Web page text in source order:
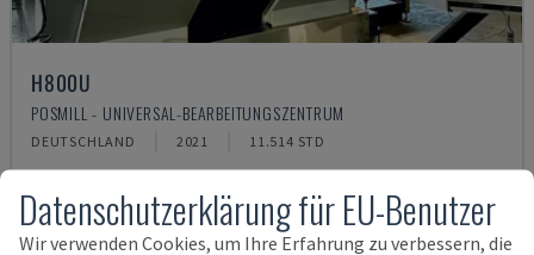
H800U
POSMILL - UNIVERSAL-BEARBEITUNGSZENTRUM
DEUTSCHLAND 2021 11.514 STD
177.000 €
Datenschutzerklärung für EU-Benutzer
Wir verwenden Cookies, um Ihre Erfahrung zu verbessern, die